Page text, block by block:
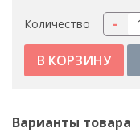
Количество -
Варианты товара